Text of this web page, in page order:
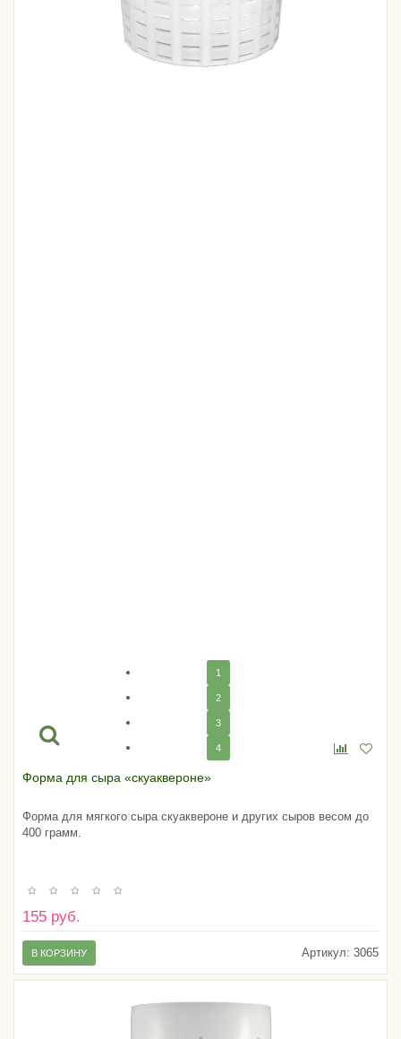
1
2
3
4
Форма для сыра «скуаквероне»
Форма для мягкого сыра скуаквероне и других сыров весом до
400 грамм.
155 руб.
Артикул: 3065
В КОРЗИНУ